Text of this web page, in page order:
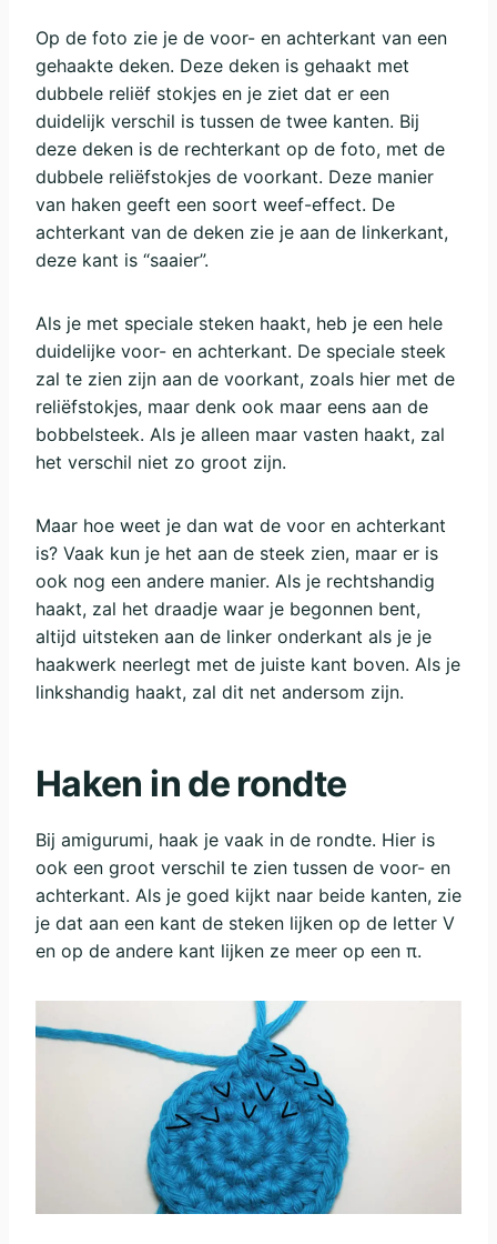
Op de foto zie je de voor- en achterkant van een
gehaakte deken. Deze deken is gehaakt met
dubbele reliëf stokjes en je ziet dat er een
duidelijk verschil is tussen de twee kanten. Bij
deze deken is de rechterkant op de foto, met de
dubbele reliëfstokjes de voorkant. Deze manier
van haken geeft een soort weef-effect. De
achterkant van de deken zie je aan de linkerkant,
deze kant is “saaier”.
Als je met speciale steken haakt, heb je een hele
duidelijke voor- en achterkant. De speciale steek
zal te zien zijn aan de voorkant, zoals hier met de
reliëfstokjes, maar denk ook maar eens aan de
bobbelsteek. Als je alleen maar vasten haakt, zal
het verschil niet zo groot zijn.
Maar hoe weet je dan wat de voor en achterkant
is? Vaak kun je het aan de steek zien, maar er is
ook nog een andere manier. Als je rechtshandig
haakt, zal het draadje waar je begonnen bent,
altijd uitsteken aan de linker onderkant als je je
haakwerk neerlegt met de juiste kant boven. Als je
linkshandig haakt, zal dit net andersom zijn.
Haken in de rondte
Bij amigurumi, haak je vaak in de rondte. Hier is
ook een groot verschil te zien tussen de voor- en
achterkant. Als je goed kijkt naar beide kanten, zie
je dat aan een kant de steken lijken op de letter V
en op de andere kant lijken ze meer op een π.